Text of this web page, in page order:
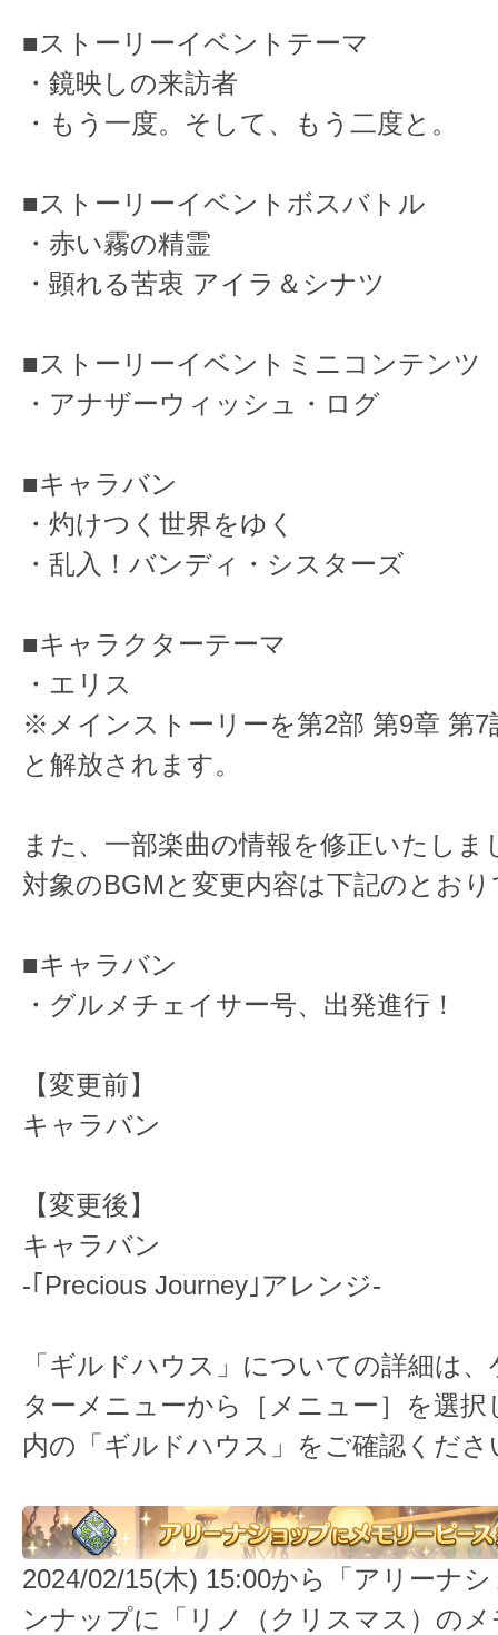
■ストーリーイベントテーマ
・鏡映しの来訪者
・もう一度。そして、もう二度と。
■ストーリーイベントボスバトル
・赤い霧の精霊
・顕れる苦衷 アイラ＆シナツ
■ストーリーイベントミニコンテンツ
・アナザーウィッシュ・ログ
■キャラバン
・灼けつく世界をゆく
・乱入！バンディ・シスターズ
■キャラクターテーマ
・エリス
※メインストーリーを第2部 第9章 第7
と解放されます。
また、一部楽曲の情報を修正いたしま
対象のBGMと変更内容は下記のとお
■キャラバン
・グルメチェイサー号、出発進行！
【変更前】
キャラバン
【変更後】
キャラバン
-｢Precious Journey｣アレンジ-
「ギルドハウス」についての詳細は
ターメニューから［メニュー］を選択
内の「ギルドハウス」をご確認くださ
2024/02/15(木) 15:00から「アリーナ
ンナップに「リノ（クリスマス）の